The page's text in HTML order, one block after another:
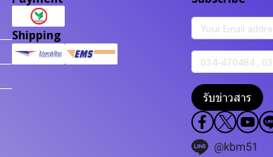
Shipping
รับข่าวสาร
@kbm51